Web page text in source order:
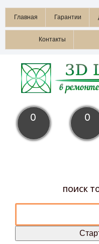
Главная Гарантии
Контакты
0 0
ПОИСК